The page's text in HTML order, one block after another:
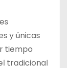
y únicas
tiempo
tradicional